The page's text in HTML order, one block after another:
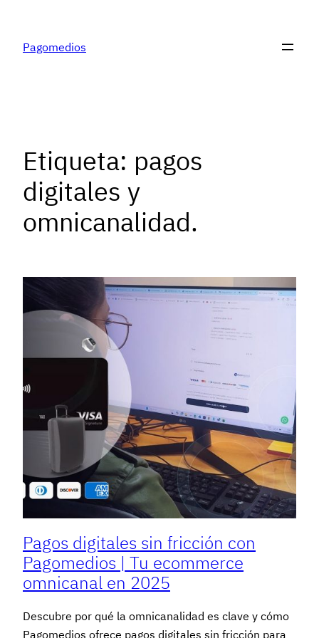
Pagomedios
Etiqueta: pagos
digitales y
omnicanalidad.
Pagos digitales sin fricción con
Pagomedios | Tu ecommerce
omnicanal en 2025
Descubre por qué la omnicanalidad es clave y cómo
Pagomedios ofrece pagos digitales sin fricción para